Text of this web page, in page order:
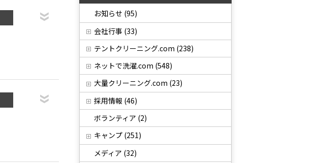
お知らせ (95)
会社行事 (33)
テントクリーニング.com (238)
ネットで洗濯.com (548)
大量クリーニング.com (23)
採用情報 (46)
ボランティア (2)
キャンプ (251)
メディア (32)